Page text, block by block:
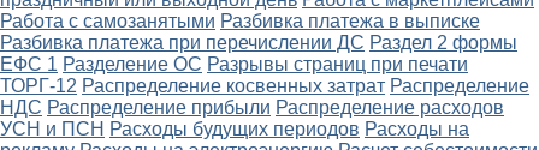
Работа с самозанятыми Разбивка платежа в выписке
Разбивка платежа при перечислении ДС Раздел 2 формы
ЕФС 1 Разделение ОС Разрывы страниц при печати
ТОРГ-12 Распределение косвенных затрат Распределение
НДС Распределение прибыли Распределение расходов
УСН и ПСН Расходы будущих периодов Расходы на